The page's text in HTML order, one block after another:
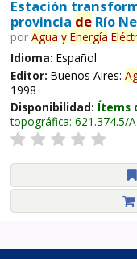
Estación
provincia deRío
por Agua y Energía
Idioma: Español
Editor: Buenos Aires:
1998
Disponibilidad: Ítems
topográfica: 621.374.5/